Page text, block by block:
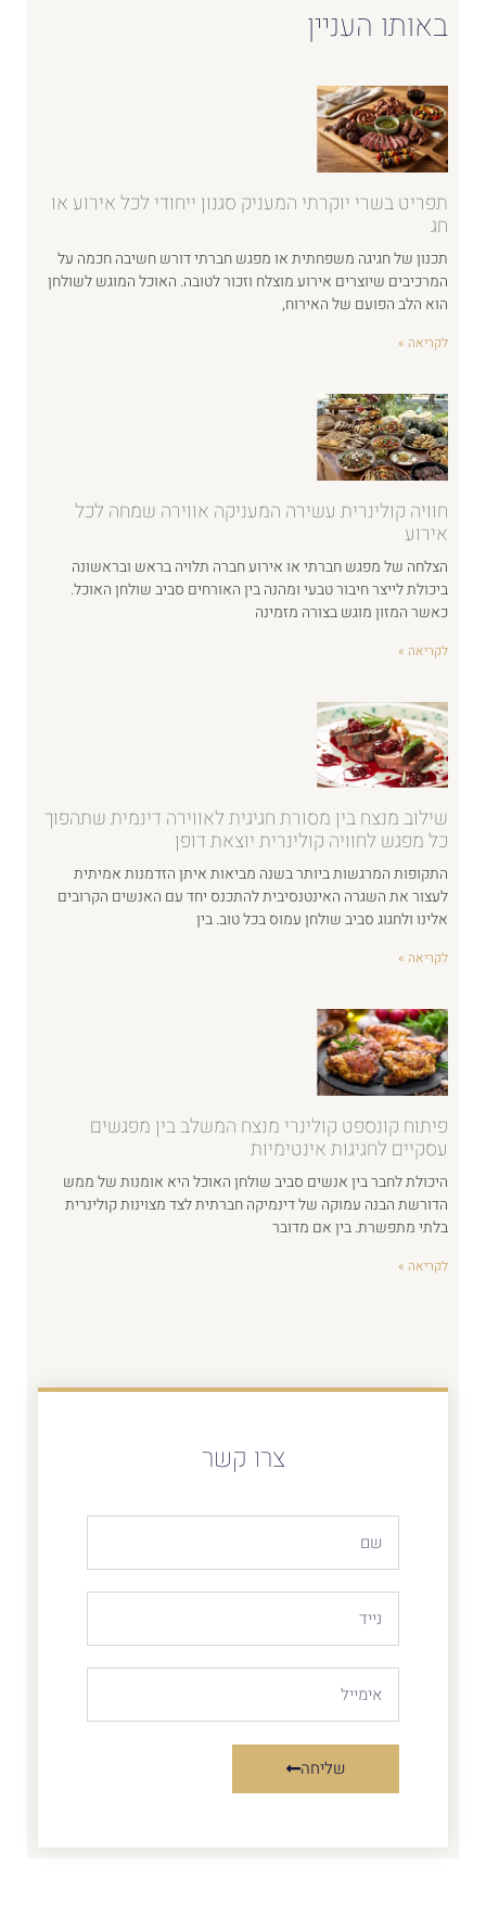
באותו העניין
תפריט בשרי יוקרתי המעניק סגנון ייחודי לכל אירוע או
חג
תכנון של חגיגה משפחתית או מפגש חברתי דורש חשיבה חכמה על
המרכיבים שיוצרים אירוע מוצלח וזכור לטובה. האוכל המוגש לשולחן
הוא הלב הפועם של האירוח,
לקריאה »
חוויה קולינרית עשירה המעניקה אווירה שמחה לכל
אירוע
הצלחה של מפגש חברתי או אירוע חברה תלויה בראש ובראשונה
ביכולת לייצר חיבור טבעי ומהנה בין האורחים סביב שולחן האוכל.
כאשר המזון מוגש בצורה מזמינה
לקריאה »
שילוב מנצח בין מסורת חגיגית לאווירה דינמית שתהפוך
כל מפגש לחוויה קולינרית יוצאת דופן
התקופות המרגשות ביותר בשנה מביאות איתן הזדמנות אמיתית
לעצור את השגרה האינטנסיבית להתכנס יחד עם האנשים הקרובים
אלינו ולחגוג סביב שולחן עמוס בכל טוב. בין
לקריאה »
פיתוח קונספט קולינרי מנצח המשלב בין מפגשים
עסקיים לחגיגות אינטימיות
היכולת לחבר בין אנשים סביב שולחן האוכל היא אומנות של ממש
הדורשת הבנה עמוקה של דינמיקה חברתית לצד מצוינות קולינרית
בלתי מתפשרת. בין אם מדובר
לקריאה »
צרו קשר
שליחה